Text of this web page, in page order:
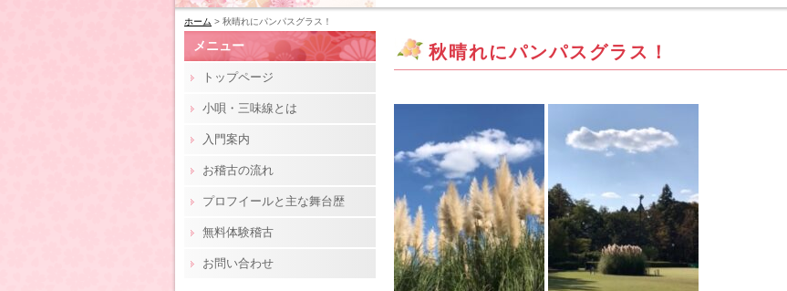
ホーム > 秋晴れにパンパスグラス！
秋晴れにパンパスグラス！
メニュー
トップページ
小唄・三味線とは
入門案内
お稽古の流れ
プロフイールと主な舞台歴
無料体験稽古
お問い合わせ